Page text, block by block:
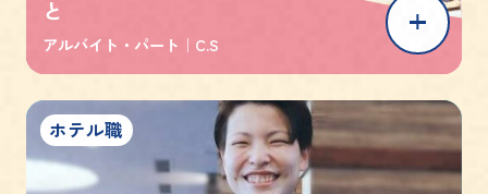
と
アルバイト・パート｜ C.S
ホテル職